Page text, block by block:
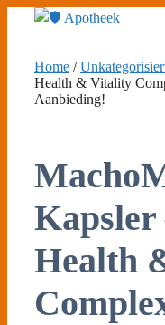
inhoudHome /
Health & Vitality
Aanbieding!
Kapsler
Health